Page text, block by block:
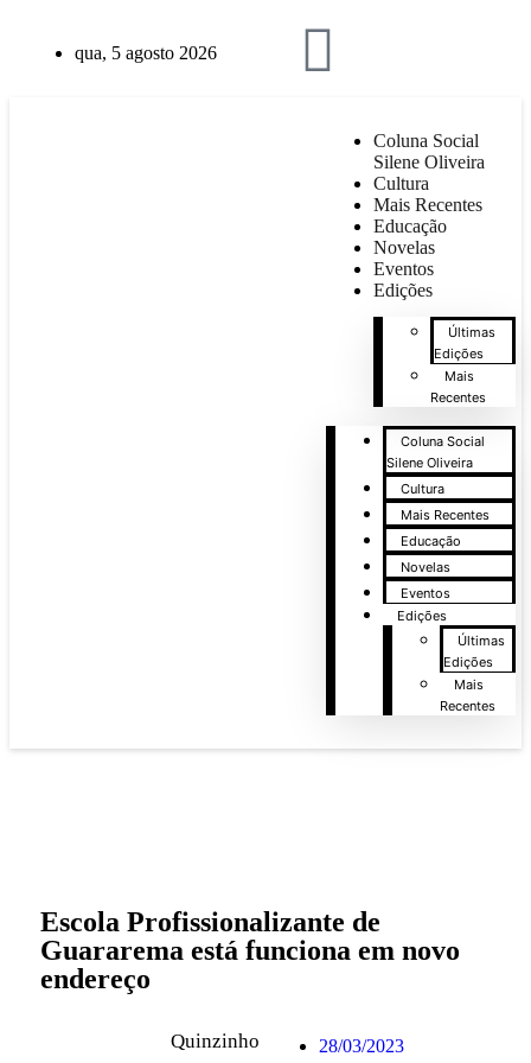
qua, 5 agosto 2026
Coluna Social
Silene Oliveira
Cultura
Mais Recentes
Educação
Novelas
Eventos
Edições
Últimas
Edições
Mais
Recentes
Coluna Social
Silene Oliveira
Cultura
Mais Recentes
Educação
Novelas
Eventos
Edições
Últimas
Edições
Mais
Recentes
Escola Profissionalizante de
Guararema está funciona em novo
endereço
Quinzinho 28/03/2023